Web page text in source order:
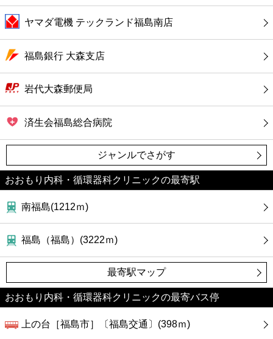
カフェ
ショッピング
銀行
病院
ヤマダ電機 テックランド福島南店
福島銀行 大森支店
岩代大森郵便局
済生会福島総合病院
ジャンルでさがす
おおもり内科・循環器科クリニックの最寄駅
南福島(1212ｍ)
福島（福島）(3222ｍ)
最寄駅マップ
おおもり内科・循環器科クリニックの最寄バス停
上の台［福島市］〔福島交通〕(398ｍ)